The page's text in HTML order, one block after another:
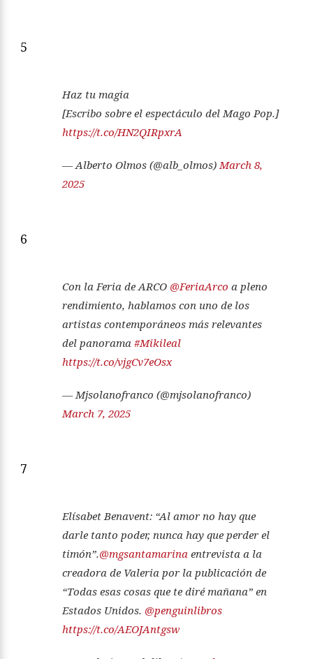
5
Haz tu magia
[Escribo sobre el espectáculo del Mago Pop.]
https://t.co/HN2QIRpxrA
— Alberto Olmos (@alb_olmos)March 8,
2025
6
Con la Feria de ARCO @FeriaArco a pleno
rendimiento, hablamos con uno de los
artistas contemporáneos más relevantes
del panorama #Mikileal
https://t.co/vjgCv7eOsx
— Mjsolanofranco (@mjsolanofranco)
March 7, 2025
7
Elísabet Benavent: “Al amor no hay que
darle tanto poder, nunca hay que perder el
timón”.@mgsantamarina entrevista a la
creadora de Valeria por la publicación de
“Todas esas cosas que te diré mañana” en
Estados Unidos. @penguinlibros
https://t.co/AEOJAntgsw